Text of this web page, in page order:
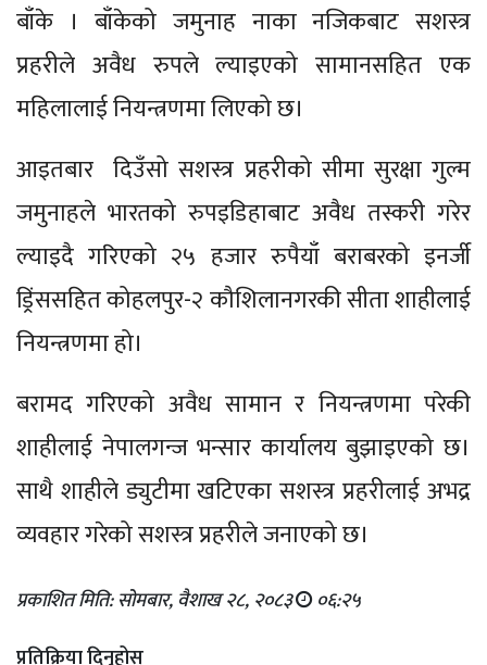
बाँके । बाँकेको जमुनाह नाका नजिकबाट सशस्त्र
प्रहरीले अवैध रुपले ल्याइएको सामानसहित एक
महिलालाई नियन्त्रणमा लिएको छ।
आइतबार दिउँसो सशस्त्र प्रहरीको सीमा सुरक्षा गुल्म
जमुनाहले भारतको रुपइडिहाबाट अवैध तस्करी गरेर
ल्याइदै गरिएको २५ हजार रुपैयाँ बराबरको इनर्जी
ड्रिंससहित कोहलपुर-२ कौशिलानगरकी सीता शाहीलाई
नियन्त्रणमा हो।
बरामद गरिएको अवैध सामान र नियन्त्रणमा परेकी
शाहीलाई नेपालगन्ज भन्सार कार्यालय बुझाइएको छ।
साथै शाहीले ड्युटीमा खटिएका सशस्त्र प्रहरीलाई अभद्र
व्यवहार गरेको सशस्त्र प्रहरीले जनाएको छ।
प्रकाशित मिति: सोमबार, वैशाख २८, २०८३ ०६:२५
प्रतिक्रिया दिनुहोस्